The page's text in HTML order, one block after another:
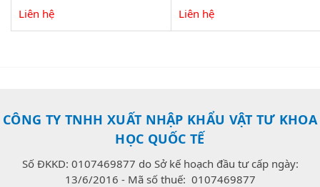
Liên hệ Liên hệ
CÔNG TY TNHH XUẤT NHẬP KHẨU VẬT TƯ KHOA
HỌC QUỐC TẾ
Số ĐKKD: 0107469877 do Sở kế hoạch đầu tư cấp ngày:
13/6/2016 - Mã số thuế: 0107469877